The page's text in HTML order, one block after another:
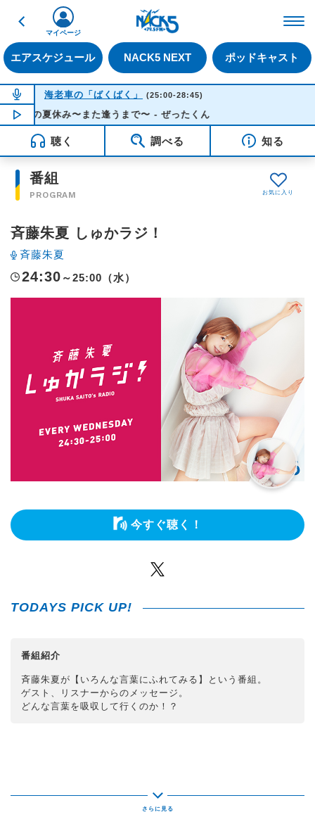
戻る
エアスケジュール NACK5 NEXT ポッドキャスト
マイページ
NOW ON AIR
海老車の「ばくばく」 (25:00-28:45)
NOW PLAYING02:14
あの夏休み〜また逢うまで〜 - ぜったくん
聴く 調べる 知る
番組
PROGRAM
斉藤朱夏 しゅかラジ！
斉藤朱夏
24:30 ～25:00（水）
今すぐ聴く！
TODAYS PICK UP!
番組紹介
斉藤朱夏が【いろんな言葉にふれてみる】という番組。
ゲスト、リスナーからのメッセージ。
どんな言葉を吸収して行くのか！？